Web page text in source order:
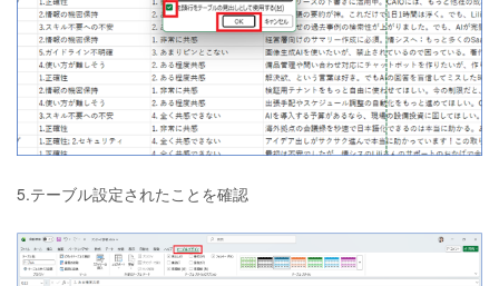
5.テーブル設定されたことを確認